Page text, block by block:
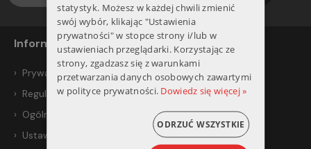
Informacje
Prywatność i bezpieczeństwo
Regulamin
Ogólne warunki sprzedaży
Ustawienia prywatności
statystyk. Możesz w każdej chwili zmienić
swój wybór, klikając "Ustawienia
prywatności" w stopce strony i/lub w
ustawieniach przeglądarki. Korzystając ze
strony, zgadzasz się z warunkami
przetwarzania danych osobowych zawartymi
w polityce prywatności. Dowiedz się więcej »
ODRZUĆ WSZYSTKIE